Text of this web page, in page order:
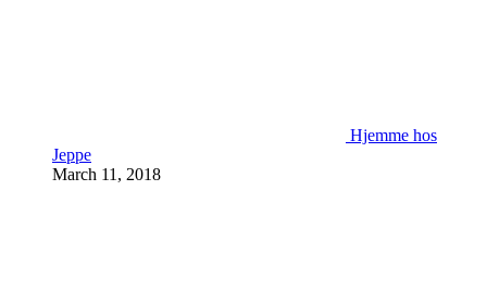
Hjemme hos
Jeppe
March 11, 2018